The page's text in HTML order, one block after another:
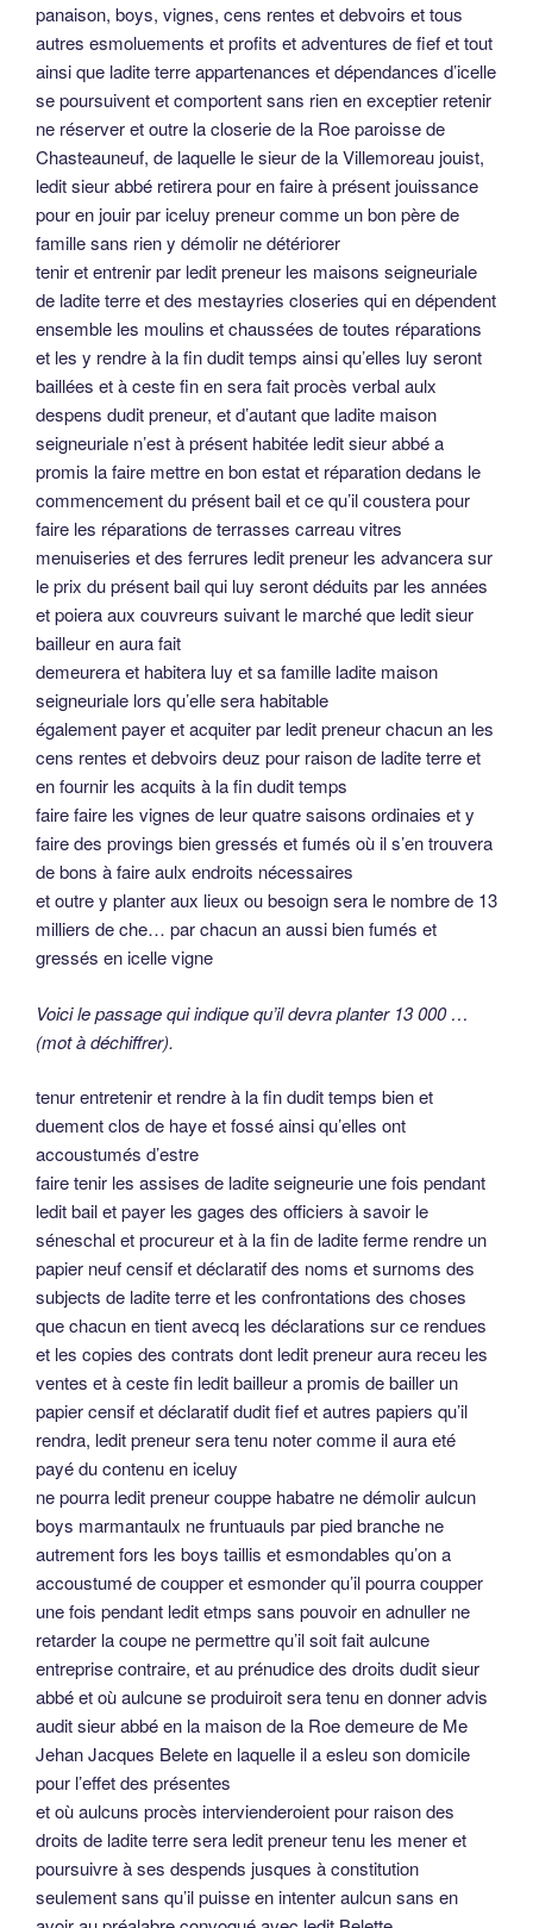
panaison, boys, vignes, cens rentes et debvoirs et tous
autres esmoluements et profits et adventures de fief et tout
ainsi que ladite terre appartenances et dépendances d’icelle
se poursuivent et comportent sans rien en exceptier retenir
ne réserver et outre la closerie de la Roe paroisse de
Chasteauneuf, de laquelle le sieur de la Villemoreau jouist,
ledit sieur abbé retirera pour en faire à présent jouissance
pour en jouir par iceluy preneur comme un bon père de
famille sans rien y démolir ne détériorer
tenir et entrenir par ledit preneur les maisons seigneuriale
de ladite terre et des mestayries closeries qui en dépendent
ensemble les moulins et chaussées de toutes réparations
et les y rendre à la fin dudit temps ainsi qu’elles luy seront
baillées et à ceste fin en sera fait procès verbal aulx
despens dudit preneur, et d’autant que ladite maison
seigneuriale n’est à présent habitée ledit sieur abbé a
promis la faire mettre en bon estat et réparation dedans le
commencement du présent bail et ce qu’il coustera pour
faire les réparations de terrasses carreau vitres
menuiseries et des ferrures ledit preneur les advancera sur
le prix du présent bail qui luy seront déduits par les années
et poiera aux couvreurs suivant le marché que ledit sieur
bailleur en aura fait
demeurera et habitera luy et sa famille ladite maison
seigneuriale lors qu’elle sera habitable
également payer et acquiter par ledit preneur chacun an les
cens rentes et debvoirs deuz pour raison de ladite terre et
en fournir les acquits à la fin dudit temps
faire faire les vignes de leur quatre saisons ordinaies et y
faire des provings bien gressés et fumés où il s’en trouvera
de bons à faire aulx endroits nécessaires
et outre y planter aux lieux ou besoign sera le nombre de 13
milliers de che… par chacun an aussi bien fumés et
gressés en icelle vigne
Voici le passage qui indique qu’il devra planter 13 000 …
(mot à déchiffrer).
tenur entretenir et rendre à la fin dudit temps bien et
duement clos de haye et fossé ainsi qu’elles ont
accoustumés d’estre
faire tenir les assises de ladite seigneurie une fois pendant
ledit bail et payer les gages des officiers à savoir le
séneschal et procureur et à la fin de ladite ferme rendre un
papier neuf censif et déclaratif des noms et surnoms des
subjects de ladite terre et les confrontations des choses
que chacun en tient avecq les déclarations sur ce rendues
et les copies des contrats dont ledit preneur aura receu les
ventes et à ceste fin ledit bailleur a promis de bailler un
papier censif et déclaratif dudit fief et autres papiers qu’il
rendra, ledit preneur sera tenu noter comme il aura eté
payé du contenu en iceluy
ne pourra ledit preneur couppe habatre ne démolir aulcun
boys marmantaulx ne fruntuauls par pied branche ne
autrement fors les boys taillis et esmondables qu’on a
accoustumé de coupper et esmonder qu’il pourra coupper
une fois pendant ledit etmps sans pouvoir en adnuller ne
retarder la coupe ne permettre qu’il soit fait aulcune
entreprise contraire, et au prénudice des droits dudit sieur
abbé et où aulcune se produiroit sera tenu en donner advis
audit sieur abbé en la maison de la Roe demeure de Me
Jehan Jacques Belete en laquelle il a esleu son domicile
pour l’effet des présentes
et où aulcuns procès intervienderoient pour raison des
droits de ladite terre sera ledit preneur tenu les mener et
poursuivre à ses despends jusques à constitution
seulement sans qu’il puisse en intenter aulcun sans en